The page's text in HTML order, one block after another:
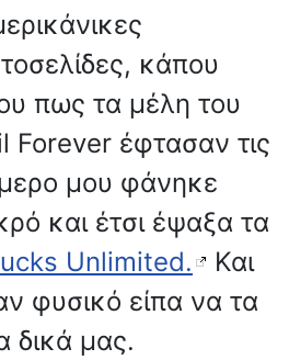
κάπου
πως τα μέλη του
Forever έφτασαν τις
μου φάνηκε
και έτσι έψαξα τα
Unlimited.
Και
φυσικό είπα να τα
δικά μας.